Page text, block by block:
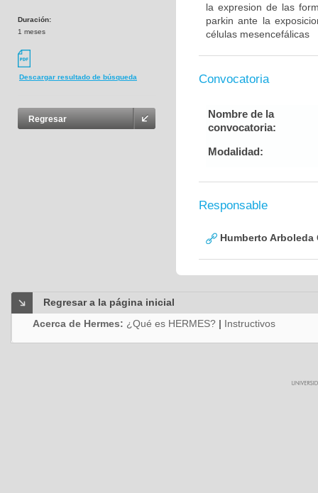
Duración:
1 meses
Descargar resultado de búsqueda
Regresar
la expresion de las
parkin ante la
células mesencefálicas
Convocatoria
Nombre de la
convocatoria:
Modalidad:
Responsable
Humberto Arboleda
Regresar a la página inicial
Acerca de Hermes: ¿Qué es HERMES? | Instructivos